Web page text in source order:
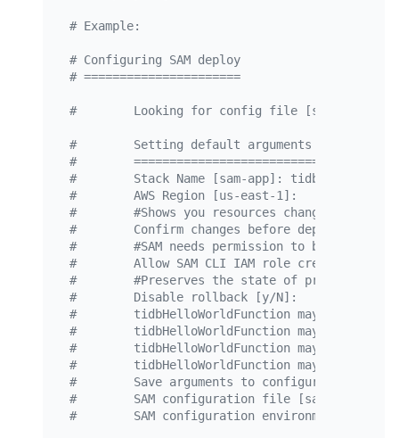
# Example:
# Configuring SAM deploy
# ======================
#        Looking for config file
#        Setting default arguments for 'sam
#
#        Stack Name [sam-app]: tidb-aws-
#        AWS Region [us-east-1]:
#        #Shows you resources changes to be
#        Confirm changes before deploy [y/N]:
#        #SAM needs permission to be able to
#        Allow SAM CLI IAM role creation [Y/
#        #Preserves the state of previously
#        Disable rollback [y/N]:
#        tidbHelloWorldFunction may not
#        tidbHelloWorldFunction may not
#        tidbHelloWorldFunction may not
#        tidbHelloWorldFunction may not
#        Save arguments to configuration file
#        SAM configuration file
#        SAM configuration environment